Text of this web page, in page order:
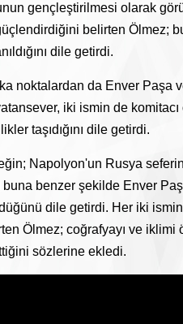
gençleştirilmesi olarak
belirten Ölmez;
dile getirdi.
noktalardan da Enver Paşa
iki ismin de komitacı
taşıdığını dile getirdi.
Napolyon'un Rusya
buna benzer şekilde Enver
dile getirdi. Her iki
Ölmez; coğrafyayı ve
sözlerine ekledi.